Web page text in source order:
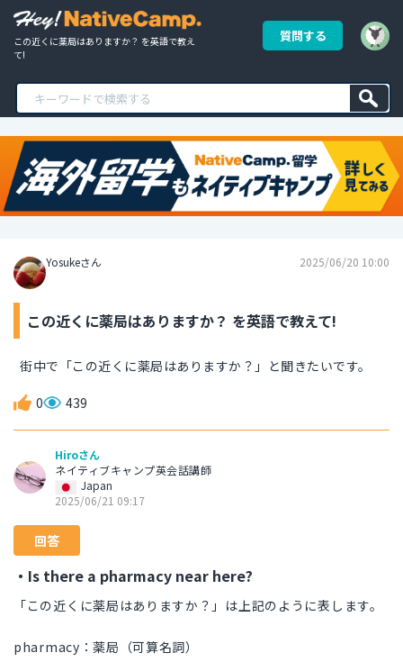
この近くに薬局はありますか？ を英語で教え
て!
質問する
Yosukeさん 2025/06/20 10:00
この近くに薬局はありますか？ を英語で教えて!
街中で「この近くに薬局はありますか？」と聞きたいです。
0 439
Hiroさん
ネイティブキャンプ英会話講師
Japan
2025/06/21 09:17
回答
・Is there a pharmacy near here?
「この近くに薬局はありますか？」は上記のように表します。
pharmacy：薬局（可算名詞）